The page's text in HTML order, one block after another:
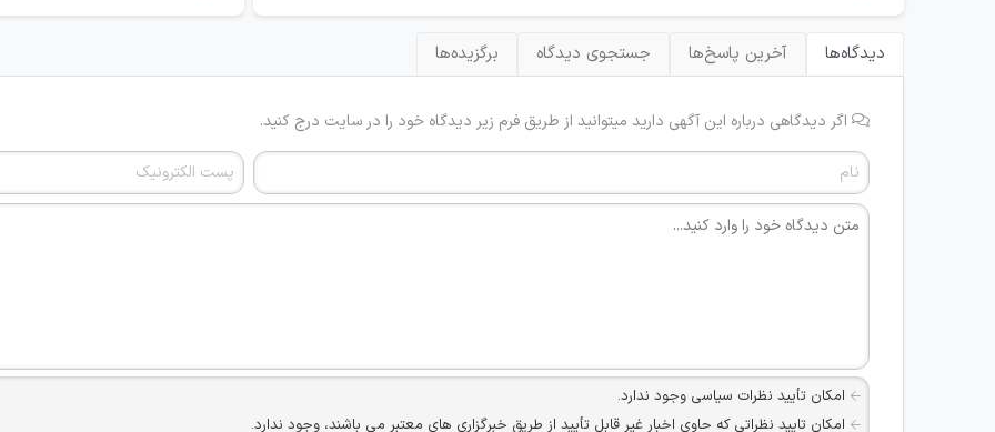
دیدگاه‌ها آخرین پاسخ‌ها جستجوی دیدگاه برگزیده‌ها
اگر دیدگاهی درباره این آگهی دارید میتوانید از طریق فرم زیر دیدگاه خود را در سایت درج کنید.
امکان تأیید نظرات سیاسی وجود ندارد.
امکان تایید نظراتی که حاوی اخبار غیر قابل تأیید از طریق خبرگزاری های معتبر می باشند، وجود ندارد.